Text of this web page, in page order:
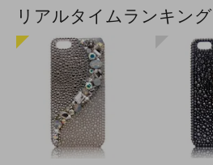
リアルタイムランキング